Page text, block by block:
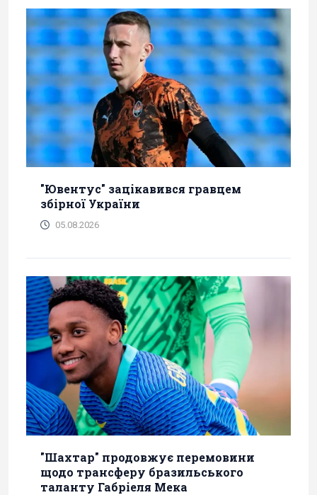
"Ювентус" зацікавився гравцем
збірної України
05.08.2026
"Шахтар" продовжує перемовини
щодо трансферу бразильського
таланту Габріеля Мека